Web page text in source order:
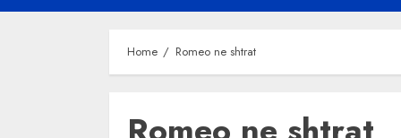
Home Romeo ne shtrat